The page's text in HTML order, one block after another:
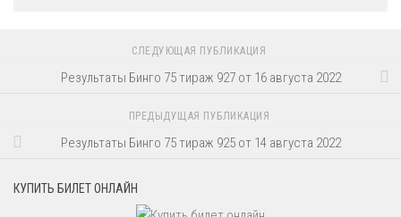
СЛЕДУЮЩАЯ ПУБЛИКАЦИЯ
Результаты Бинго 75 тираж 927 от 16 августа 2022
ПРЕДЫДУЩАЯ ПУБЛИКАЦИЯ
Результаты Бинго 75 тираж 925 от 14 августа 2022
КУПИТЬ БИЛЕТ ОНЛАЙН